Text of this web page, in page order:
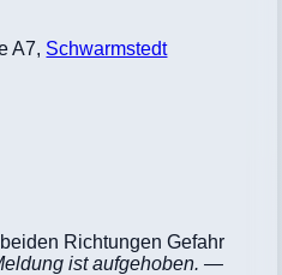
A7, Schwarmstedt
Richtungen Gefahr
ist aufgehoben. —